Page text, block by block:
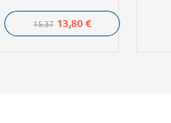
15.37 13,80 €